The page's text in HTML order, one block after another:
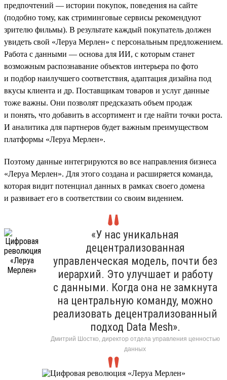
предпочтений — истории покупок, поведения на сайте
(подобно тому, как стриминговые сервисы рекомендуют
зрителю фильмы). В результате каждый покупатель должен
увидеть свой «Леруа Мерлен» с персональным предложением.
Работа с данными — основа для ИИ, с которым станет
возможным распознавание объектов интерьера по фото
и подбор наилучшего соответствия, адаптация дизайна под
вкусы клиента и др. Поставщикам товаров и услуг данные
тоже важны. Они позволят предсказать объем продаж
и понять, что добавить в ассортимент и где найти точки роста.
И аналитика для партнеров будет важным преимуществом
платформы «Леруа Мерлен».
Поэтому данные интегрируются во все направления бизнеса
«Леруа Мерлен». Для этого создана и расширяется команда,
которая видит потенциал данных в рамках своего домена
и развивает его в соответствии со своим видением.
«У нас уникальная
децентрализованная
управленческая модель, почти без
иерархий. Это улучшает и работу
с данными. Когда она не замкнута
на центральную команду, можно
реализовать децентрализованный
подход Data Mesh».
Дмитрий Шостко, директор отдела управления ценностью
данных